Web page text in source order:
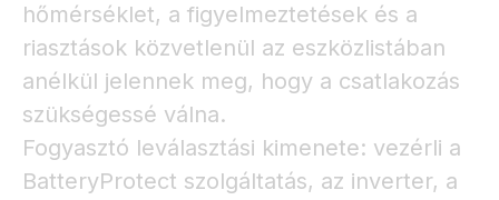
hőmérséklet, a figyelmeztetések és a
riasztások közvetlenül az eszközlistában
anélkül jelennek meg, hogy a csatlakozás
szükségessé válna.
Fogyasztó leválasztási kimenete: vezérli a
BatteryProtect szolgáltatás, az inverter, a